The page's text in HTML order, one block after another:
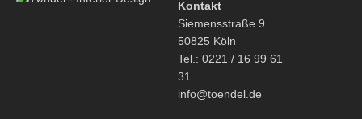
Kontakt
Siemensstraße 9
50825 Köln
Tel.: 0221 / 16 99 61
31
info@toendel.de